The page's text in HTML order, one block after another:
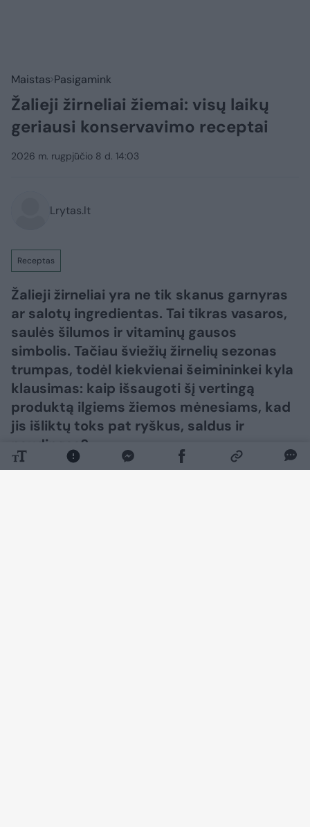
Maistas Pasigamink
Žalieji žirneliai žiemai: visų laikų
geriausi konservavimo receptai
2026 m. rugpjūčio 8 d. 14:03
Lrytas.lt
Receptas
Žalieji žirneliai yra ne tik skanus garnyras
ar salotų ingredientas. Tai tikras vasaros,
saulės šilumos ir vitaminų gausos
simbolis. Tačiau šviežių žirnelių sezonas
trumpas, todėl kiekvienai šeimininkei kyla
klausimas: kaip išsaugoti šį vertingą
produktą ilgiems žiemos mėnesiams, kad
jis išliktų toks pat ryškus, saldus ir
naudingas?